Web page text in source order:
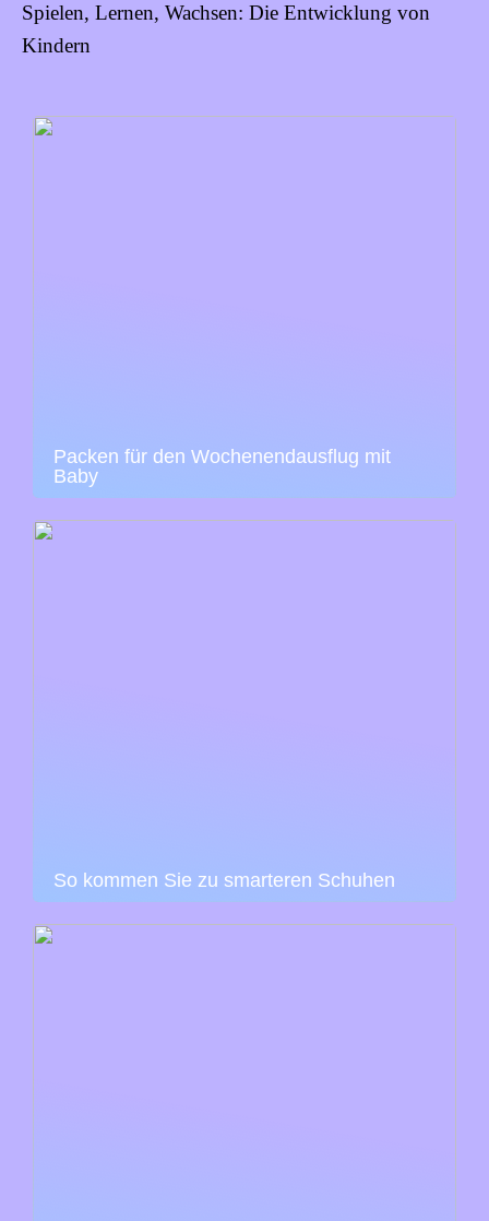
Spielen, Lernen, Wachsen: Die Entwicklung von
Kindern
Packen für den Wochenendausflug mit
Baby
So kommen Sie zu smarteren Schuhen